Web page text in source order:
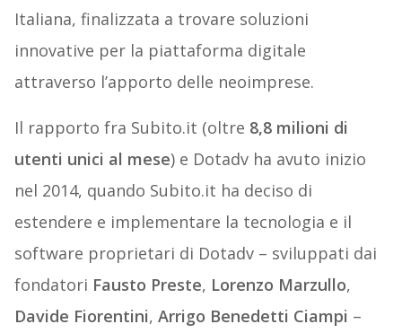
Italiana, finalizzata a trovare soluzioni
innovative per la piattaforma digitale
attraverso l’apporto delle neoimprese.
Il rapporto fra Subito.it (oltre 8,8 milioni di
utenti unici al mese) e Dotadv ha avuto inizio
nel 2014, quando Subito.it ha deciso di
estendere e implementare la tecnologia e il
software proprietari di Dotadv – sviluppati dai
fondatori Fausto Preste, Lorenzo Marzullo,
Davide Fiorentini, Arrigo Benedetti Ciampi –